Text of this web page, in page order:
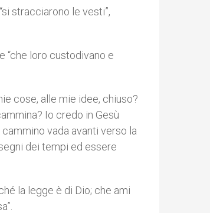
stracciarono le vesti”,
“che loro custodivano e
cose, alle mie idee, chiuso?
Io credo in Gesù
vada avanti verso la
dei tempi ed essere
la legge è di Dio; che ami